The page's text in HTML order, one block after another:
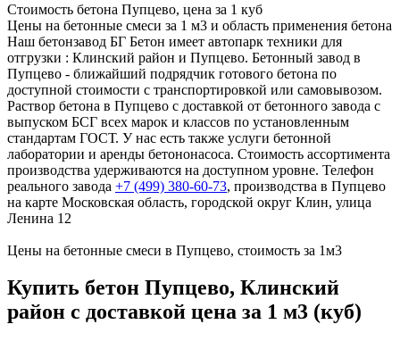
Стоимость бетона Пупцево, цена за 1 куб
Цены на бетонные смеси за 1 м3 и область применения бетона
Наш бетонзавод БГ Бетон имеет автопарк техники для
отгрузки : Клинский район и Пупцево. Бетонный завод в
Пупцево - ближайший подрядчик готового бетона по
доступной стоимости с транспортировкой или самовывозом.
Раствор бетона в Пупцево с доставкой от бетонного завода с
выпуском БСГ всех марок и классов по установленным
стандартам ГОСТ. У нас есть также услуги бетонной
лаборатории и аренды бетононасоса. Стоимость ассортимента
производства удерживаются на доступном уровне. Телефон
реального завода +7 (499) 380-60-73, производства в Пупцево
на карте Московская область, городской округ Клин, улица
Ленина 12
Цены на бетонные смеси в Пупцево, стоимость за 1м3
Купить бетон Пупцево, Клинский
район с доставкой цена за 1 м3 (куб)